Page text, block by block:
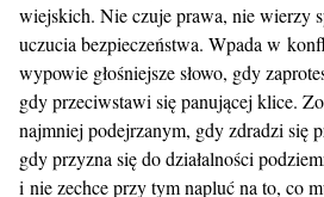
wiejskich. Nie czuje prawa, nie wierzy
uczucia bezpieczeństwa. Wpada w
wypowie głośniejsze słowo, gdy
gdy przeciwstawi się panującej klice.
najmniej podejrzanym, gdy zdradzi się
gdy przyzna się do działalności
i nie zechce przy tym napluć na to, co